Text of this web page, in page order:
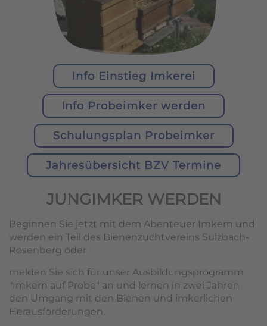
Info Einstieg Imkerei
Info Probeimker werden
Schulungsplan Probeimker
Jahresübersicht BZV Termine
JUNGIMKER WERDEN
Beginnen Sie jetzt mit dem Abenteuer Imkern und
werden ein Teil des Bienenzuchtvereins Sulzbach-
Rosenberg oder
melden Sie sich für unser Ausbildungsprogramm
"Imkern auf Probe" an und lernen in zwei Jahren
den Umgang mit den Bienen und imkerlichen
Herausforderungen.